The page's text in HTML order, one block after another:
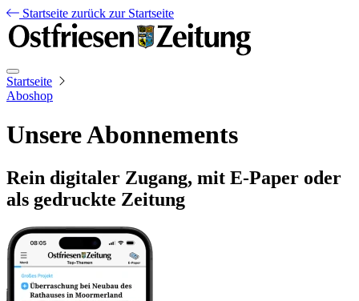
Startseite zurück zur Startseite
Startseite
Aboshop
Unsere Abonnements
Rein digitaler Zugang, mit E-Paper oder
als gedruckte Zeitung